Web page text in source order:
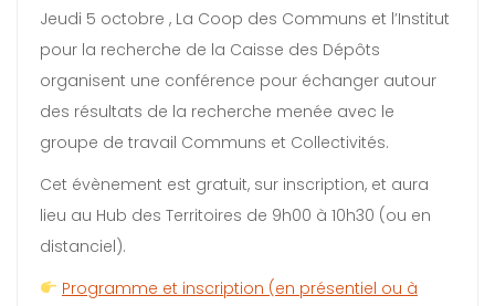
Jeudi 5 octobre , La Coop des Communs et l’Institut
pour la recherche de la Caisse des Dépôts
organisent une conférence pour échanger autour
des résultats de la recherche menée avec le
groupe de travail Communs et Collectivités.
Cet évènement est gratuit, sur inscription, et aura
lieu au Hub des Territoires de 9h00 à 10h30 (ou en
distanciel).
Programme et inscription (en présentiel ou à